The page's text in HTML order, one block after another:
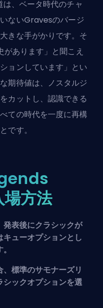
、 ベータ時代のチャ
ないGravesのバージ
きな手がかりです。そ
あります」と聞こえ
ョンしています」とい
期待値は、ノスタルジ
カットし、認識できる
ての時代を一度に再構
です。
方法
表後にクラシックが
ューオプションとし
標準のサモナーズリ
ックオプションを選